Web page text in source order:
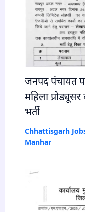
जनपद पंचायत
महिला
भर्ती
Chhattisgarh
Manhar